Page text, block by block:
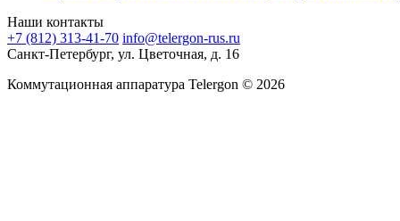
Наши контакты
+7 (812) 313-41-70 info@telergon-rus.ru
Санкт-Петербург, ул. Цветочная, д. 16
Коммутационная аппаратура Telergon © 2026